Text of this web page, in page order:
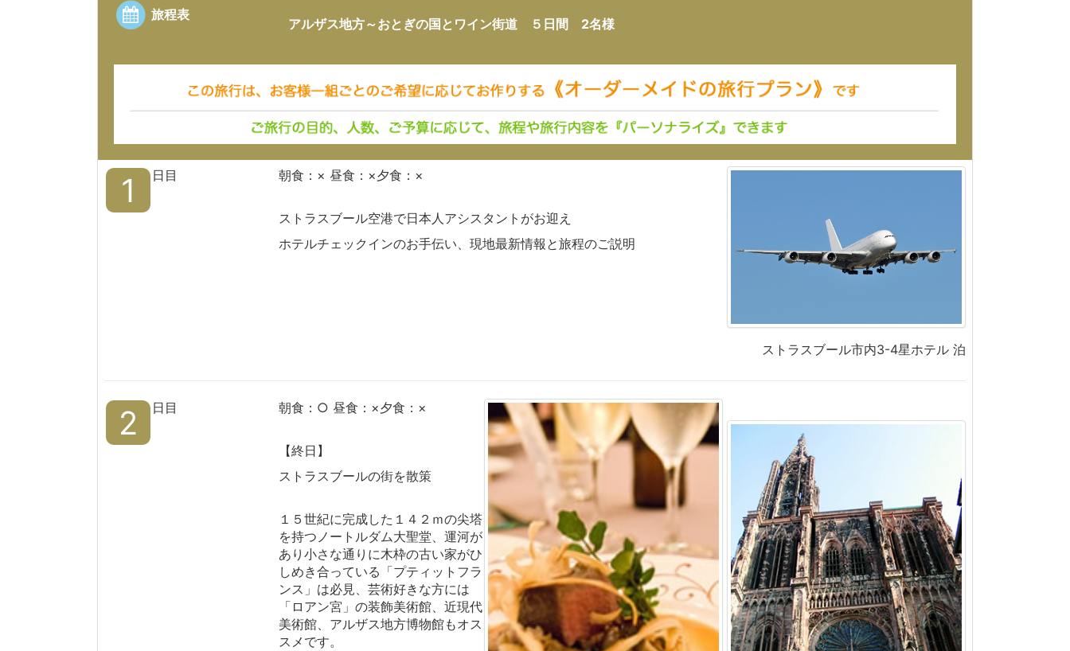
旅程表
アルザス地方～おとぎの国とワイン街道 ５日間 2名様
1 日目 朝食：× 昼食：×夕食：×
ストラスブール空港で日本人アシスタントがお迎え
ホテルチェックインのお手伝い、現地最新情報と旅程のご説明
ストラスブール市内3-4星ホテル 泊
2 日目 朝食：○ 昼食：×夕食：×
【終日】
ストラスブールの街を散策
１５世紀に完成した１４２ｍの尖塔
を持つノートルダム大聖堂、運河が
あり小さな通りに木枠の古い家がひ
しめき合っている「プティットフラ
ンス」は必見、芸術好きな方には
「ロアン宮」の装飾美術館、近現代
美術館、アルザス地方博物館もオス
スメです。